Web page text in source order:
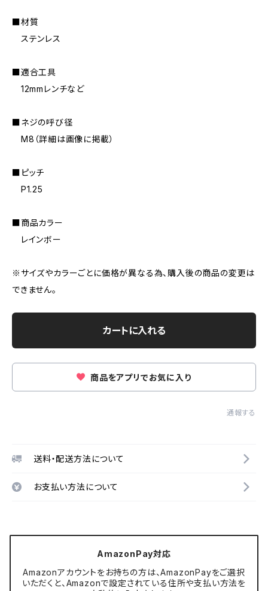
■材質
ステンレス
■適合工具
12mmレンチなど
■ネジの呼び径
M8（詳細は画像に掲載）
■ピッチ
P1.25
■商品カラー
レインボー
※サイズやカラーごとに価格が異なる為、購入後の商品の変更は
できません。
カートに入れる
商品をアプリでお気に入り
通報する
送料・配送方法について
お支払い方法について
AmazonPay対応
Amazonアカウントをお持ちの方は、AmazonPayをご選択
いただくと、Amazonで設定されている住所や支払い方法を